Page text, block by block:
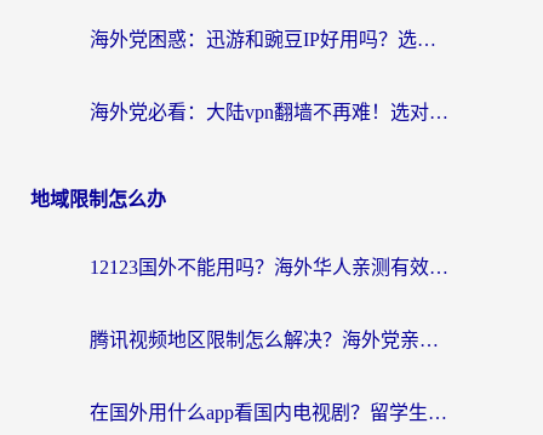
海外党困惑：迅游和豌豆IP好用吗？选对回国加速器，刷剧游戏再也不卡
海外党必看：大陆vpn翻墙不再难！选对加速器，无缝刷国内资源
地域限制怎么办
12123国外不能用吗？海外华人亲测有效的回国加速方案来了
腾讯视频地区限制怎么解决？海外党亲测有效的回国加速器选择指南
在国外用什么app看国内电视剧？留学生亲测有效的回国加速方案